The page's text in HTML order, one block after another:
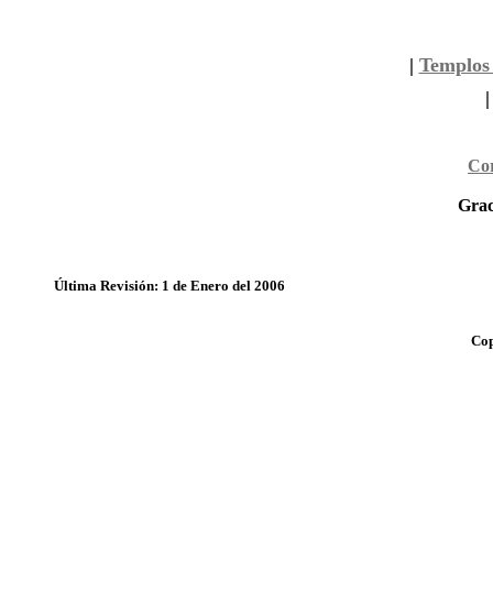
|
Última Revisión: 1 de Enero del 2006